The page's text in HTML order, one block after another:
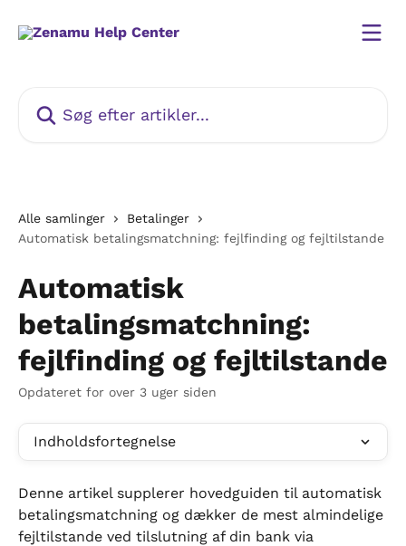
Alle samlinger
Betalinger
Automatisk betalingsmatchning: fejlfinding og fejltilstande
Automatisk
betalingsmatchning:
fejlfinding og fejltilstande
Opdateret for over 3 uger siden
Indholdsfortegnelse
Denne artikel supplerer hovedguiden til automatisk
betalingsmatchning og dækker de mest almindelige
fejltilstande ved tilslutning af din bank via